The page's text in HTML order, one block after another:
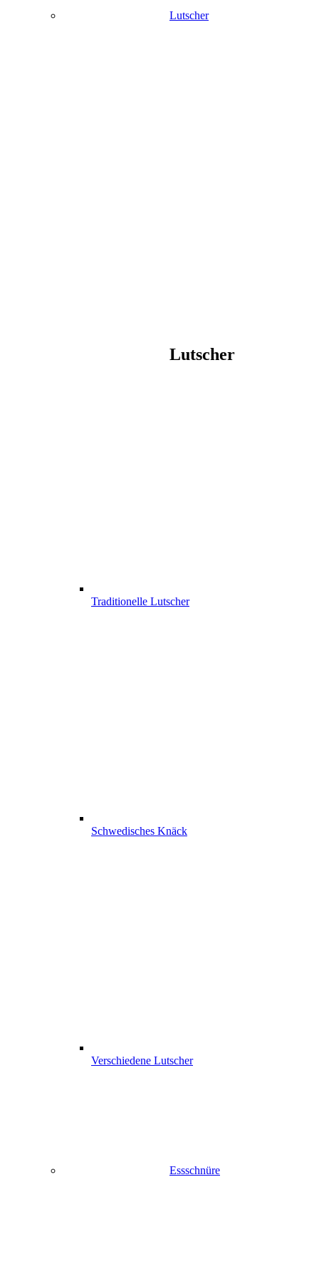
Lutscher
Lutscher
Traditionelle Lutscher
Schwedisches Knäck
Verschiedene Lutscher
Essschnüre